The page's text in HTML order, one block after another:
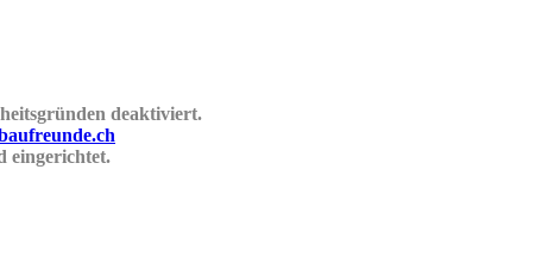
deaktiviert.
eingerichtet.